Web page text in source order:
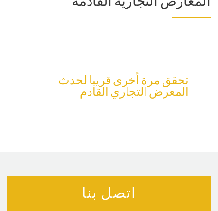
تحقق مرة أخرى قريبا لحدث
المعرض التجاري القادم
اتصل بنا